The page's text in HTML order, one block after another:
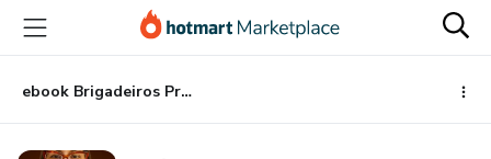
para
conteúdo
principal
para
pagamento
para
rodapé
ebook Brigadeiros Pra Vender